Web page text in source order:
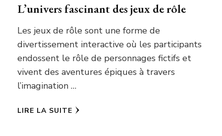
L’univers fascinant des jeux de rôle
Les jeux de rôle sont une forme de
divertissement interactive où les participants
endossent le rôle de personnages fictifs et
vivent des aventures épiques à travers
l’imagination …
LIRE LA SUITE